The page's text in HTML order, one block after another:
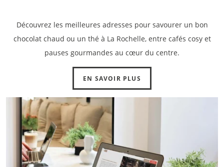
Découvrez les meilleures adresses pour savourer un bon
chocolat chaud ou un thé à La Rochelle, entre cafés cosy et
pauses gourmandes au cœur du centre.
EN SAVOIR PLUS